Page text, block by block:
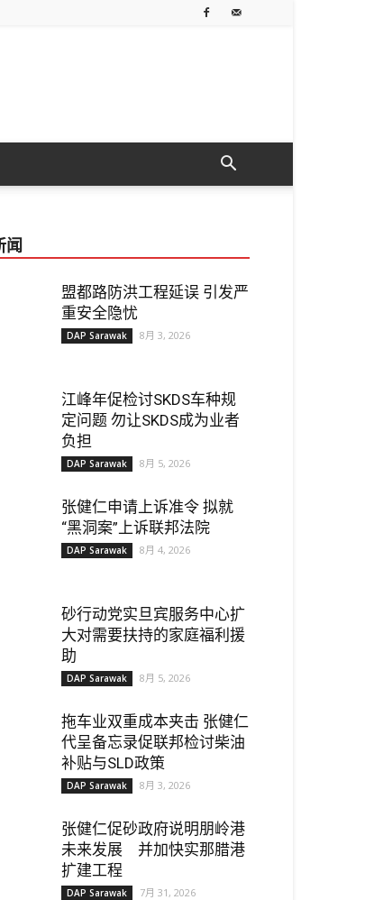
闻
盟都路防洪工程延误 引发严
重安全隐忧
DAP Sarawak 8月 3, 2026
江峰年促检讨SKDS车种规
定问题 勿让SKDS成为业者
负担
DAP Sarawak 8月 5, 2026
张健仁申请上诉准令 拟就
“黑洞案”上诉联邦法院
DAP Sarawak 8月 4, 2026
砂行动党实旦宾服务中心扩
大对需要扶持的家庭福利援
助
DAP Sarawak 8月 5, 2026
拖车业双重成本夹击 张健仁
代呈备忘录促联邦检讨柴油
补贴与SLD政策
DAP Sarawak 8月 3, 2026
张健仁促砂政府说明朋岭港
未来发展 并加快实那腊港
扩建工程
DAP Sarawak 7月 31, 2026